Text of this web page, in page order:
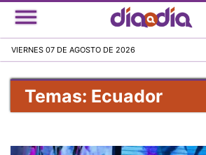
Pasar
al
principal
VIERNES 07 DE AGOSTO DE 2026
Temas: Ecuador